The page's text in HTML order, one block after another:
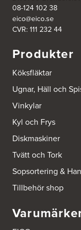
Ballingslöv Borås
Tel.:0046-
Ballingslöv
Mölndalsvägen 28
412 63 Göteborg
Tel.:0046-31757500
http://
Ballingslöv
Stoby Måleri AB
Tel.:0046-
08-124 102 38
eico@eico.se
CVR: 111 232 44
Produkter
Köksfläktar
Ugnar, Häll och
Vinkylar
Kyl och Frys
Diskmaskiner
Tvätt och Tork
Sopsortering &
Tillbehör shop